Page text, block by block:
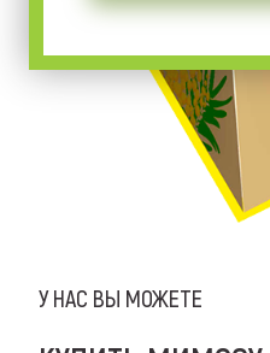
У НАС ВЫ МОЖЕТЕ